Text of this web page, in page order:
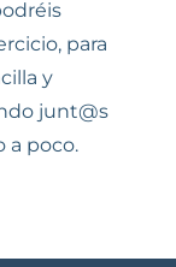
para
y
junt@s
a poco.